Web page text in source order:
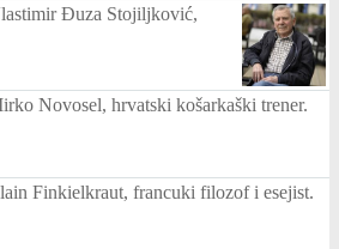
Đuza Stojiljković,
Novosel, hrvatski košarkaški trener.
Finkielkraut, francuki filozof i esejist.